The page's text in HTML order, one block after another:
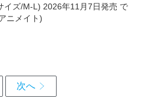
イズ/M-L) 2026年11月7日発売 で
ニメイト)